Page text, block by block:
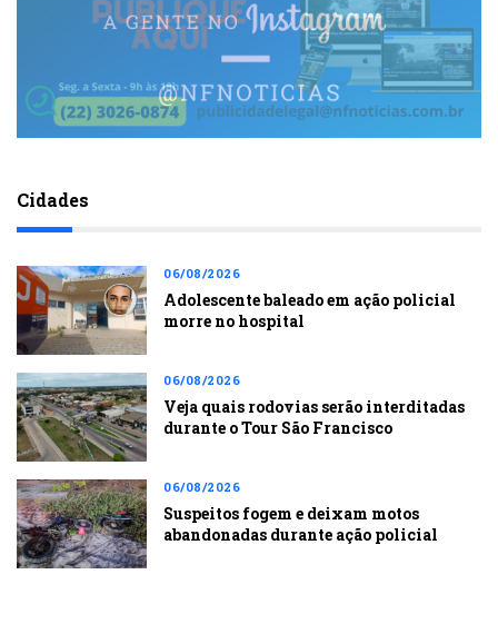
Cidades
06/08/2026
Adolescente baleado em ação policial
morre no hospital
06/08/2026
Veja quais rodovias serão interditadas
durante o Tour São Francisco
06/08/2026
Suspeitos fogem e deixam motos
abandonadas durante ação policial